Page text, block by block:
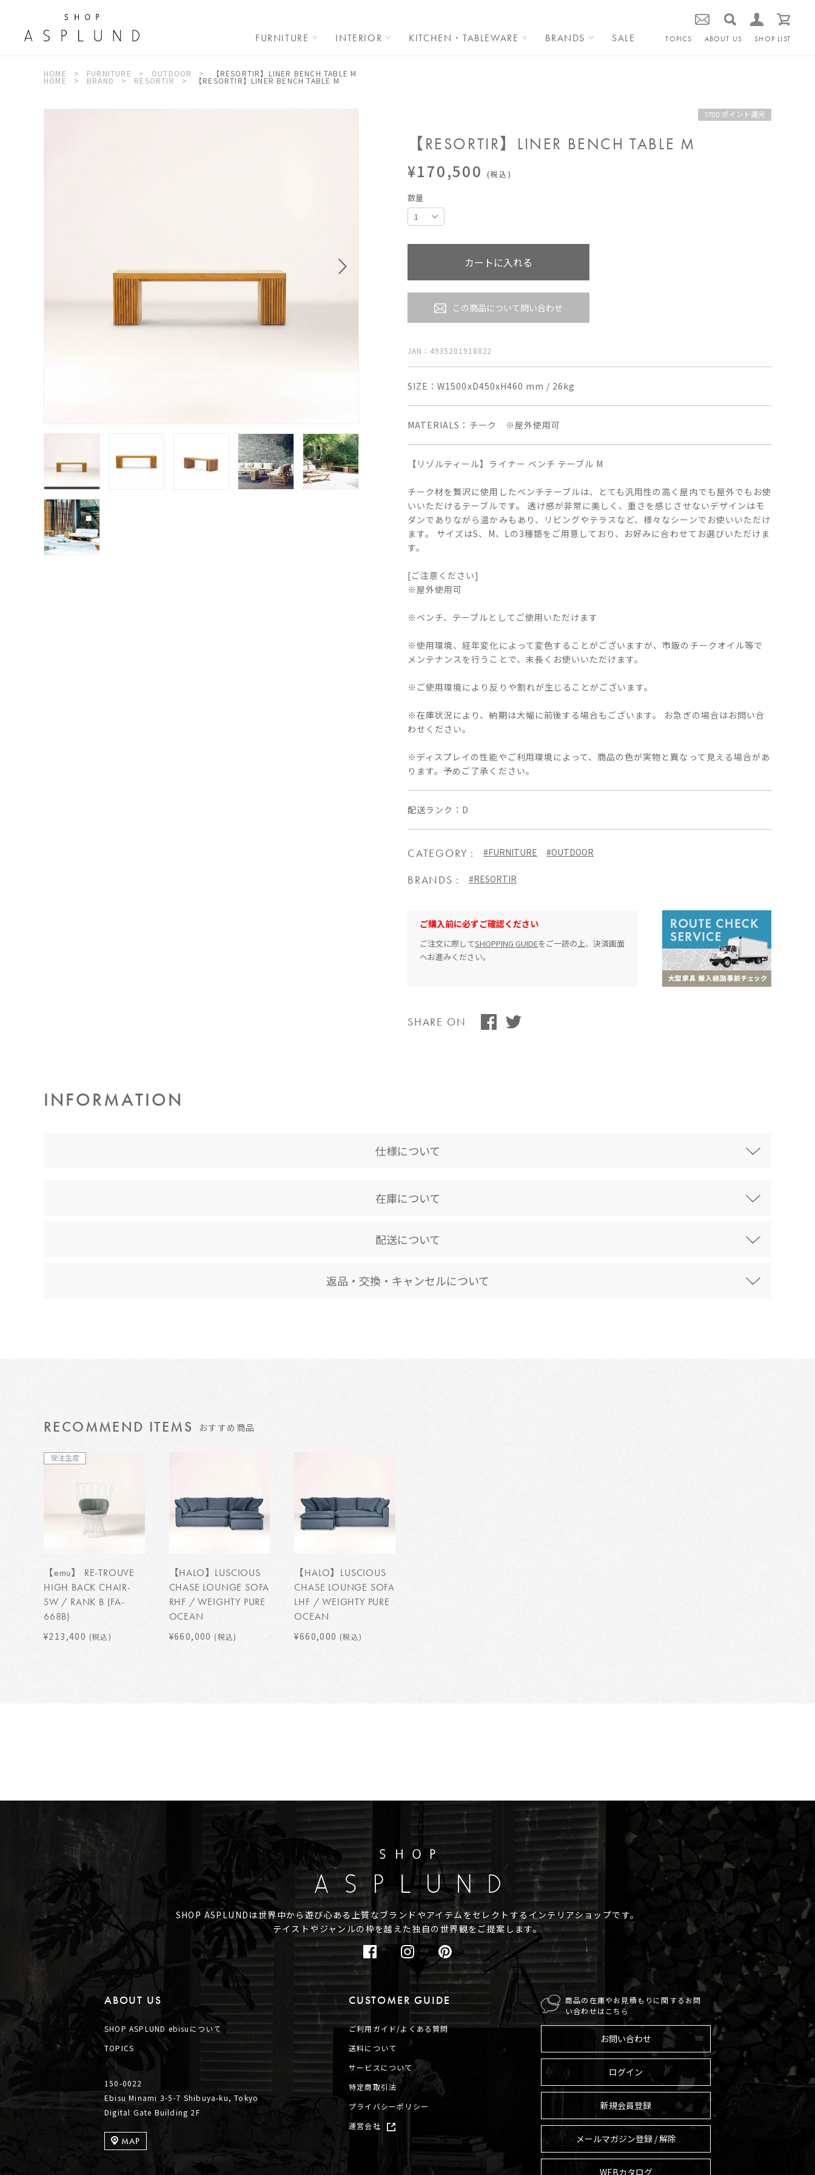
FURNITURE INTERIOR KITCHEN・TABLEWARE BRANDS SALE TOPICS ABOUT US SHOP LIST
HOME FURNITURE OUTDOOR 【RESORTIR】LINER BENCH TABLE M
HOME BRAND RESORTIR 【RESORTIR】LINER BENCH TABLE M
1700 ポイント還元
【RESORTIR】LINER BENCH TABLE M
¥170,500 (税込)
数量
カートに入れる
この商品について問い合わせ
JAN：4935201918822
SIZE W1500xD450xH460 mm / 26kg
MATERIALS チーク ※屋外使用可
【リゾルティール】ライナー ベンチ テーブル M
チーク材を贅沢に使用したベンチテーブルは、とても汎用性の高く屋内でも屋外でもお使
いいただけるテーブルです。 透け感が非常に美しく、重さを感じさせないデザインはモ
ダンでありながら温かみもあり、リビングやテラスなど、様々なシーンでお使いいただけ
ます。 サイズはS、M、Lの3種類をご用意しており、お好みに合わせてお選びいただけま
す。
[ご注意ください]
※屋外使用可
※ベンチ、テーブルとしてご使用いただけます
※使用環境、経年変化によって変色することがございますが、市販のチークオイル等で
メンテナンスを行うことで、末長くお使いいただけます。
※ご使用環境により反りや割れが生じることがございます。
※在庫状況により、納期は大幅に前後する場合もございます。 お急ぎの場合はお問い合
わせください。
※ディスプレイの性能やご利用環境によって、商品の色が実物と異なって見える場合があ
ります。予めご了承ください。
配送ランク D
CATEGORY #FURNITURE #OUTDOOR
BRANDS #RESORTIR
ご購入前に必ずご確認ください
ご注文に際してSHOPPING GUIDEをご一読の上、決済画面
へお進みください。
SHARE ON
INFORMATION
仕様について
在庫について
配送について
返品・交換・キャンセルについて
RECOMMEND ITEMS おすすめ商品
受注生産
【emu】 RE-TROUVE
HIGH BACK CHAIR-
SW / RANK B (FA-
668B)
¥213,400 (税込)
【HALO】LUSCIOUS
CHASE LOUNGE SOFA
RHF / WEIGHTY PURE
OCEAN
¥660,000 (税込)
【HALO】LUSCIOUS
CHASE LOUNGE SOFA
LHF / WEIGHTY PURE
OCEAN
¥660,000 (税込)
SHOP ASPLUNDは世界中から遊び心ある 上質なブランドやアイテムをセレクトする インテリアショップです。
テイストやジャンルの枠を越えた独自の世界観をご提案します。
商品の在庫やお見積もりに関するお問
い合わせはこちら
お問い合わせ
ログイン
新規会員登録
メールマガジン登録 / 解除
WEBカタログ
ABOUT US
SHOP ASPLUND ebisuについて
TOPICS
150-0022
Ebisu Minami 3-5-7 Shibuya-ku, Tokyo
Digital Gate Building 2F
MAP
CUSTOMER GUIDE
ご利用ガイド/よくある質問
送料について
サービスについて
特定商取引法
プライバシーポリシー
運営会社